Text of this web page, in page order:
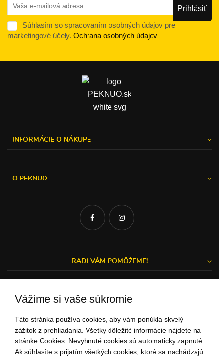
Súhlasím so spracovaním osobných údajov pre
marketingové účely. Ochrana osobných údajov
INFORMÁCIE O NÁKUPE
O PEKNUO
RADI VÁM POMÔŽEME!
ZÁKAZNÍCKY SERVIS
Vážime si vaše súkromie
Táto stránka používa cookies, aby vám ponúkla skvelý
zážitok z prehliadania. Všetky dôležité informácie nájdete na
stránke Cookies. Nevyhnuté cookies sú automaticky zapnuté.
Ak súhlasíte s prijatím všetkých cookies, ktoré sa nachádzajú